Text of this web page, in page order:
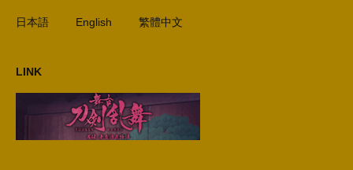
日本語 English 繁體中文
LINK